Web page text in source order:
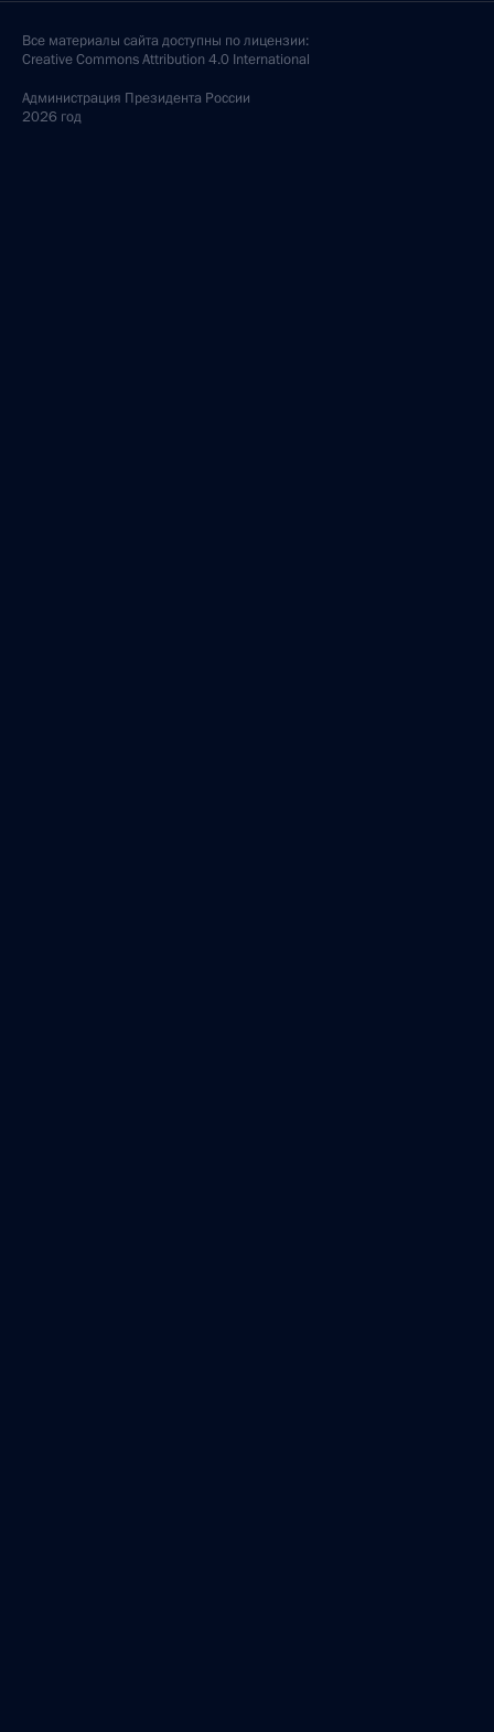
Все материалы сайта доступны по лицензии:
Creative Commons Attribution 4.0 International
Администрация Президента России
2026 год